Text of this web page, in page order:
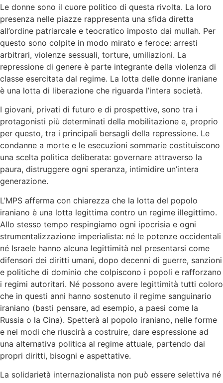
Le donne sono il cuore politico di questa rivolta. La loro
presenza nelle piazze rappresenta una sfida diretta
all’ordine patriarcale e teocratico imposto dai mullah. Per
questo sono colpite in modo mirato e feroce: arresti
arbitrari, violenze sessuali, torture, umiliazioni. La
repressione di genere è parte integrante della violenza di
classe esercitata dal regime. La lotta delle donne iraniane
è una lotta di liberazione che riguarda l’intera società.
I giovani, privati di futuro e di prospettive, sono tra i
protagonisti più determinati della mobilitazione e, proprio
per questo, tra i principali bersagli della repressione. Le
condanne a morte e le esecuzioni sommarie costituiscono
una scelta politica deliberata: governare attraverso la
paura, distruggere ogni speranza, intimidire un’intera
generazione.
L’MPS afferma con chiarezza che la lotta del popolo
iraniano è una lotta legittima contro un regime illegittimo.
Allo stesso tempo respingiamo ogni ipocrisia e ogni
strumentalizzazione imperialista: né le potenze occidentali
né Israele hanno alcuna legittimità nel presentarsi come
difensori dei diritti umani, dopo decenni di guerre, sanzioni
e politiche di dominio che colpiscono i popoli e rafforzano
i regimi autoritari. Né possono avere legittimità tutti coloro
che in questi anni hanno sostenuto il regime sanguinario
iraniano (basti pensare, ad esempio, a paesi come la
Russia o la Cina). Spetterà al popolo iraniano, nelle forme
e nei modi che riuscirà a costruire, dare espressione ad
una alternativa politica al regime attuale, partendo dai
propri diritti, bisogni e aspettative.
La solidarietà internazionalista non può essere selettiva né